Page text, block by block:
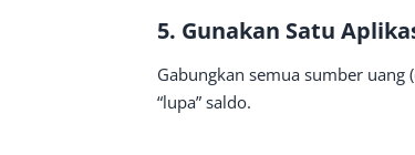
5. Gunakan Satu
Gabungkan semua sumber uang
“lupa” saldo.